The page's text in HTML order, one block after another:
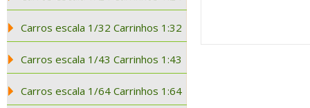
Carros escala 1/32 Carrinhos 1:32
Carros escala 1/43 Carrinhos 1:43
Carros escala 1/64 Carrinhos 1:64